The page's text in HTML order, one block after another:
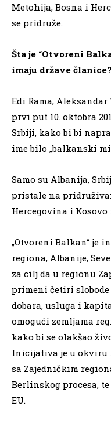
Metohija, Bosna i
se pridruže.
Šta je “Otvoreni
imaju države članice?
Edi Rama,
prvi put 10. oktobra
Srbiji, kako bi bi
ime bilo „balkanski
Samo su Albanija,
pristale na
Hercegovina i
„Otvoreni Balkan“ je
regiona, Albanije,
za cilj da u regionu
primeni četiri
dobara, usluga i
omogući zemljama
kako bi se olakšao
Inicijativa je u okviru
sa Zajedničkim
Berlinskog procesa,
EU.